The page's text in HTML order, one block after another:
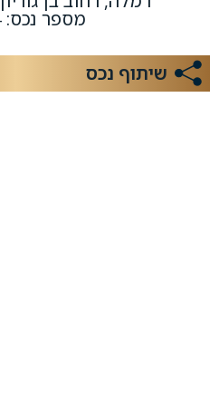
מספר נכס: 13834
שיתוף נכס